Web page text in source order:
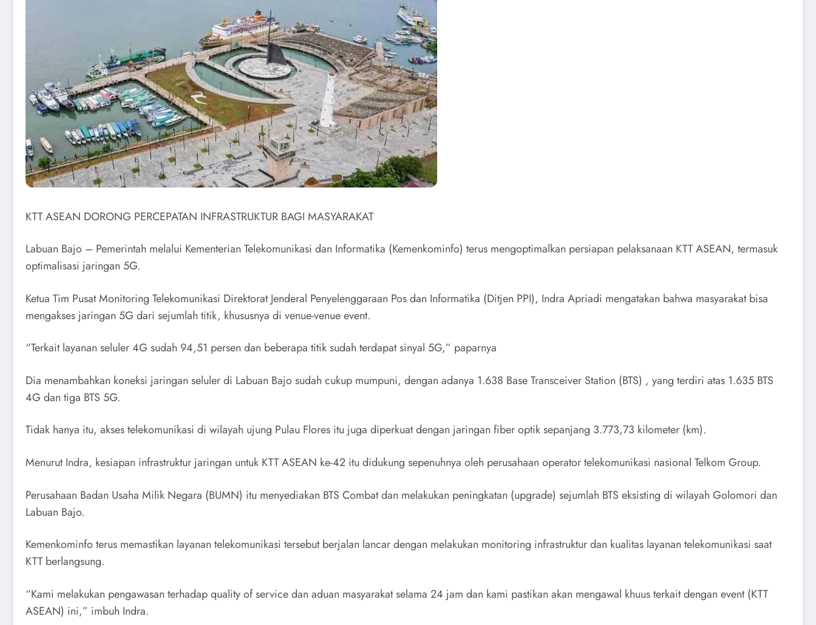
KTT ASEAN DORONG PERCEPATAN INFRASTRUKTUR BAGI MASYARAKAT
Labuan Bajo – Pemerintah melalui Kementerian Telekomunikasi dan Informatika (Kemenkominfo) terus mengoptimalkan persiapan pelaksanaan KTT ASEAN, termasuk
optimalisasi jaringan 5G.
Ketua Tim Pusat Monitoring Telekomunikasi Direktorat Jenderal Penyelenggaraan Pos dan Informatika (Ditjen PPI), Indra Apriadi mengatakan bahwa masyarakat bisa
mengakses jaringan 5G dari sejumlah titik, khususnya di venue-venue event.
“Terkait layanan seluler 4G sudah 94,51 persen dan beberapa titik sudah terdapat sinyal 5G,” paparnya
Dia menambahkan koneksi jaringan seluler di Labuan Bajo sudah cukup mumpuni, dengan adanya 1.638 Base Transceiver Station (BTS) , yang terdiri atas 1.635 BTS
4G dan tiga BTS 5G.
Tidak hanya itu, akses telekomunikasi di wilayah ujung Pulau Flores itu juga diperkuat dengan jaringan fiber optik sepanjang 3.773,73 kilometer (km).
Menurut Indra, kesiapan infrastruktur jaringan untuk KTT ASEAN ke-42 itu didukung sepenuhnya oleh perusahaan operator telekomunikasi nasional Telkom Group.
Perusahaan Badan Usaha Milik Negara (BUMN) itu menyediakan BTS Combat dan melakukan peningkatan (upgrade) sejumlah BTS eksisting di wilayah Golomori dan
Labuan Bajo.
Kemenkominfo terus memastikan layanan telekomunikasi tersebut berjalan lancar dengan melakukan monitoring infrastruktur dan kualitas layanan telekomunikasi saat
KTT berlangsung.
“Kami melakukan pengawasan terhadap quality of service dan aduan masyarakat selama 24 jam dan kami pastikan akan mengawal khuus terkait dengan event (KTT
ASEAN) ini,” imbuh Indra.